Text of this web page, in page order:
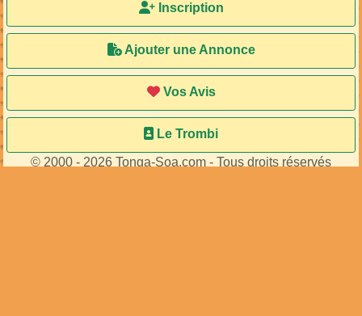
Inscription
Ajouter une Annonce
Vos Avis
Le Trombi
© 2000 - 2026 Tonga-Soa.com - Tous droits réservés